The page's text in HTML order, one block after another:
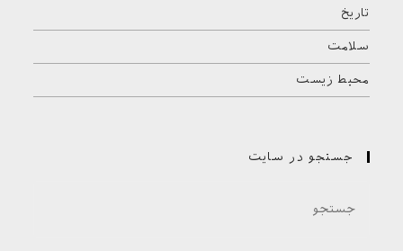
تاریخ
سلامت
محیط زیست
جستجو در سایت